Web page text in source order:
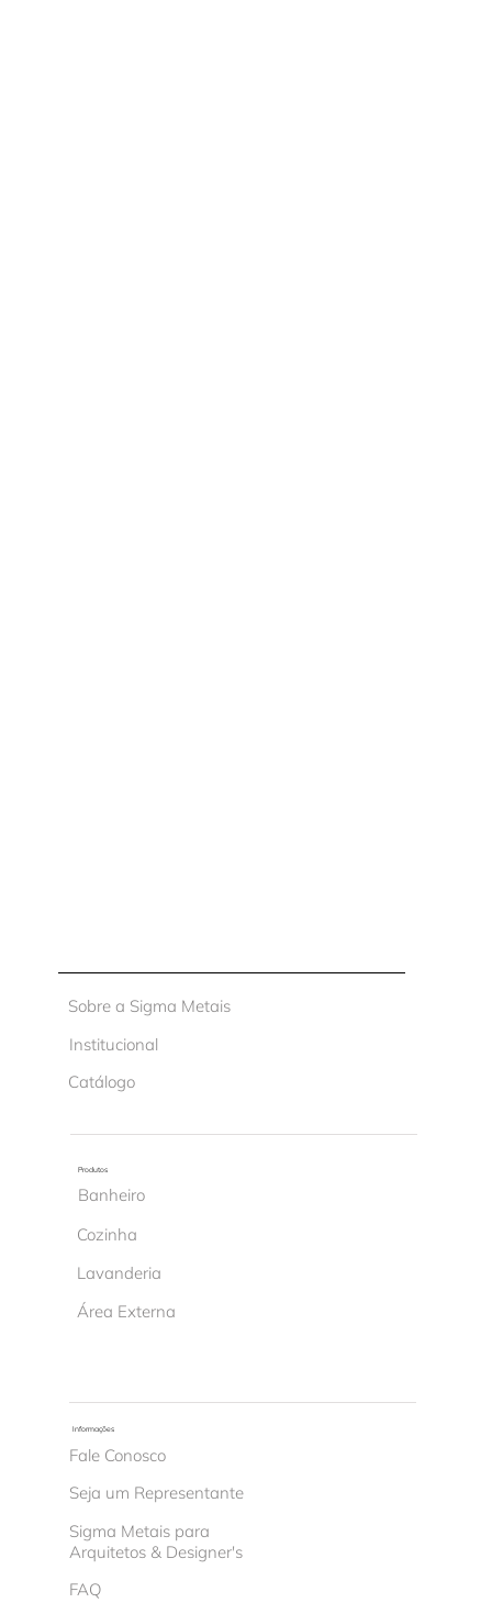
Sobre a Sigma Metais
Institucional
Catálogo
Produtos
Banheiro
Cozinha
Lavanderia
Área Externa
Informações
Fale Conosco
Seja um Representante
Sigma Metais para
Arquitetos & Designer's
FAQ